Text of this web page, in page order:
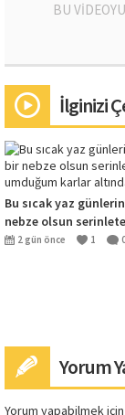
BU
İlginizi
Bu sıcak yaz
nebze olsun
umduğum karlar
2 gün önce 1
Yorum
Yorum yapabilmek için